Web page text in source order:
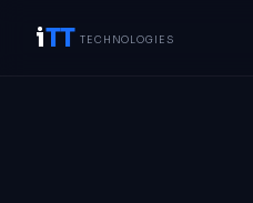
iTT TECHNOLOGIES